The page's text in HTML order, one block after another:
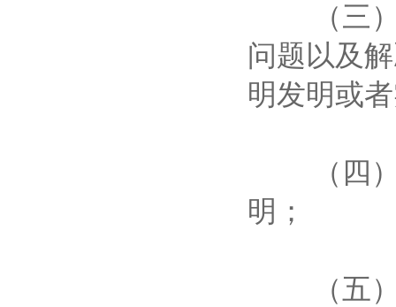
（三）
问题以及
明发明或
（四）
明；
（五）